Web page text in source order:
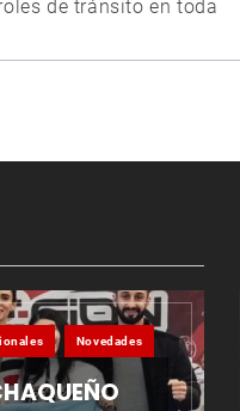
de tránsito en toda
Novedades